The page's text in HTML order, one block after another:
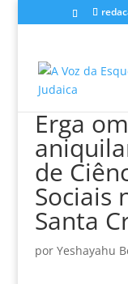
Erga
de
Sociais
Santa
por Yeshayahu